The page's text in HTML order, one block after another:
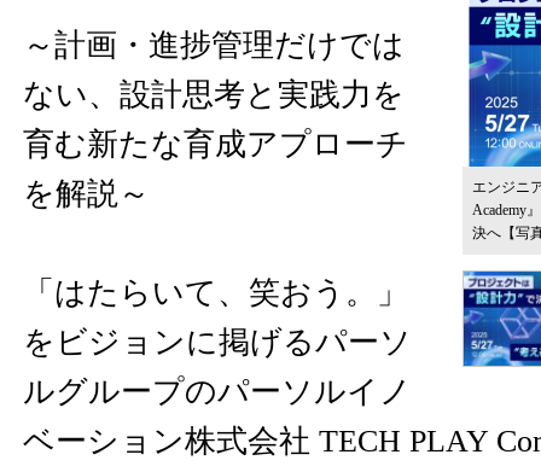
エンジニ
Academy
決へ 【写
～計画・進捗管理だけでは
ない、設計思考と実践力を
育む新たな育成アプローチ
を解説～
「はたらいて、笑おう。」
をビジョンに掲げるパーソ
ルグループのパーソルイノ
ベーション株式会社 TECH PLAY